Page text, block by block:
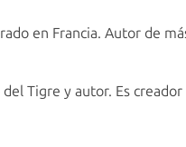
en Francia. Autor de
Tigre y autor. Es